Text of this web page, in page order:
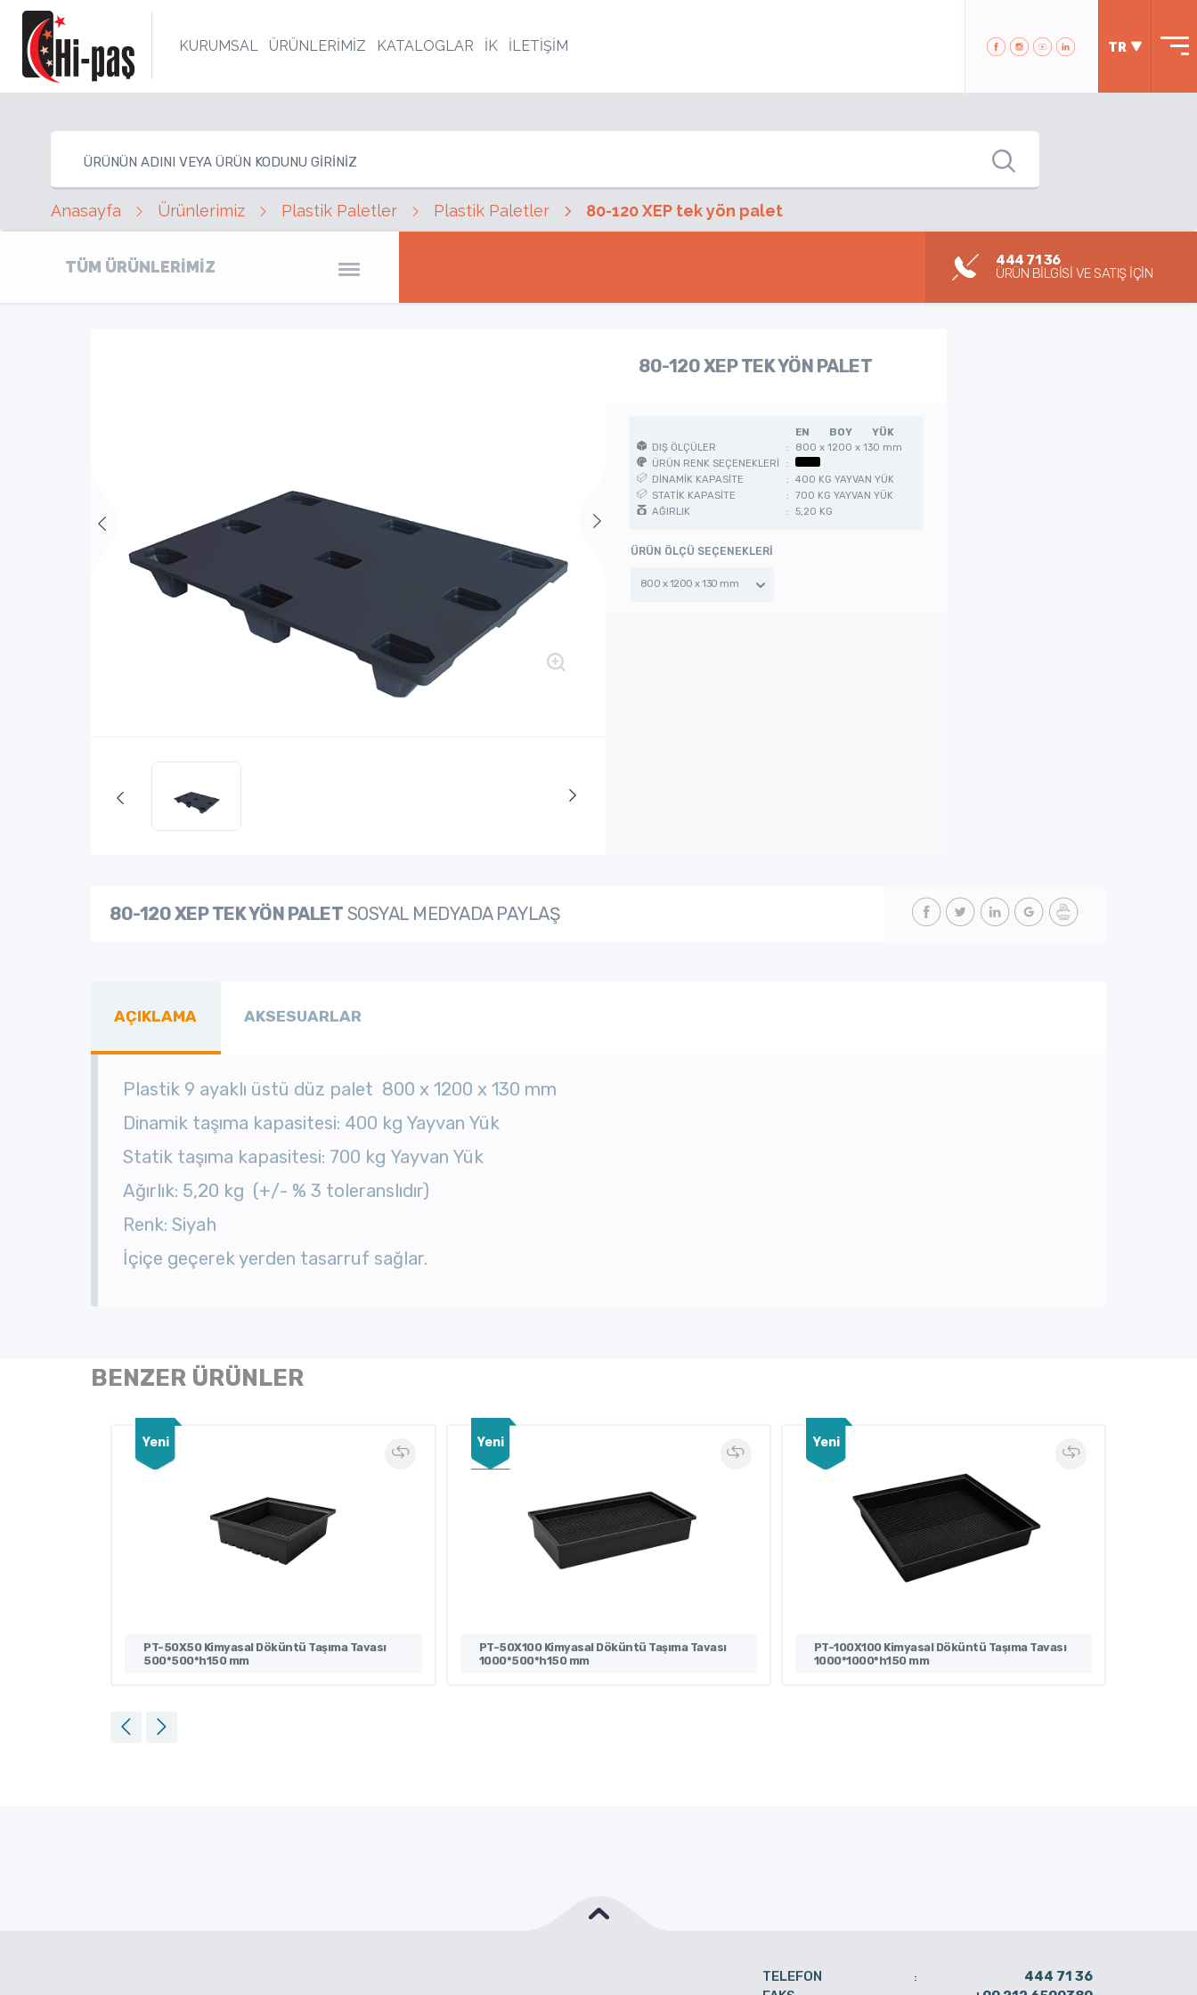
KURUMSAL ÜRÜNLERİMİZ KATALOGLAR İK İLETİŞİM TR
Anasayfa Ürünlerimiz Plastik Paletler Plastik Paletler 80-120 XEP tek yön palet
TÜM ÜRÜNLERİMİZ
444 71 36
ÜRÜN BİLGİSİ VE SATIŞ İÇİN
80-120 XEP TEK YÖN PALET
EN BOY
YÜK
DIŞ ÖLÇÜLER
:
800 x 1200 x 130 mm
ÜRÜN RENK SEÇENEKLERİ
:
DİNAMİK KAPASİTE
:
400 KG YAYVAN YÜK
STATİK KAPASİTE
:
700 KG YAYVAN YÜK
AĞIRLIK
: 5,20 KG
ÜRÜN ÖLÇÜ SEÇENEKLERİ
800 x 1200 x 130 mm
80-120 XEP TEK YÖN PALET SOSYAL MEDYADA PAYLAŞ
AÇIKLAMA AKSESUARLAR
Plastik 9 ayaklı üstü düz palet 800 x 1200 x 130 mm
Dinamik taşıma kapasitesi: 400 kg Yayvan Yük
Statik taşıma kapasitesi: 700 kg Yayvan Yük
Ağırlık: 5,20 kg (+/- % 3 toleranslıdır)
Renk: Siyah
İçiçe geçerek yerden tasarruf sağlar.
BENZER ÜRÜNLER
Yeni
PT-50X50 Kimyasal Döküntü Taşıma Tavası
500*500*h150 mm
Yeni
PT-50X100 Kimyasal Döküntü Taşıma Tavası
1000*500*h150 mm
Yeni
PT-100X100 Kimyasal Döküntü Taşıma Tavası
1000*1000*h150 mm
TELEFON :
444 71 36